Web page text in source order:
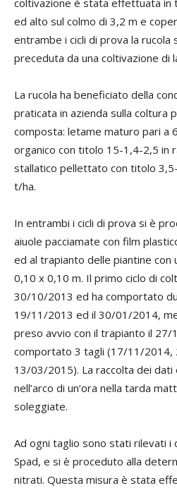
coltivazione è stata effettuata in
ed alto sul colmo di 3,2 m e
entrambe i cicli di prova la rucola
preceduta da una coltivazione di
La rucola ha beneficiato della
praticata in azienda sulla coltura
composta: letame maturo pari a
organico con titolo 15-1,4-2,5 in
stallatico pellettato con titolo
t/ha.
In entrambi i cicli di prova si è
aiuole pacciamate con film
ed al trapianto delle piantine con
0,10 x 0,10 m. Il primo ciclo di
30/10/2013 ed ha comportato
19/11/2013 ed il 30/01/2014,
preso avvio con il trapianto il 27/
comportato 3 tagli (17/11/2014,
13/03/2015). La raccolta dei
nell’arco di un’ora nella tarda
soleggiate.
Ad ogni taglio sono stati rilevati i
Spad, e si è proceduto alla
nitrati. Questa misura è stata